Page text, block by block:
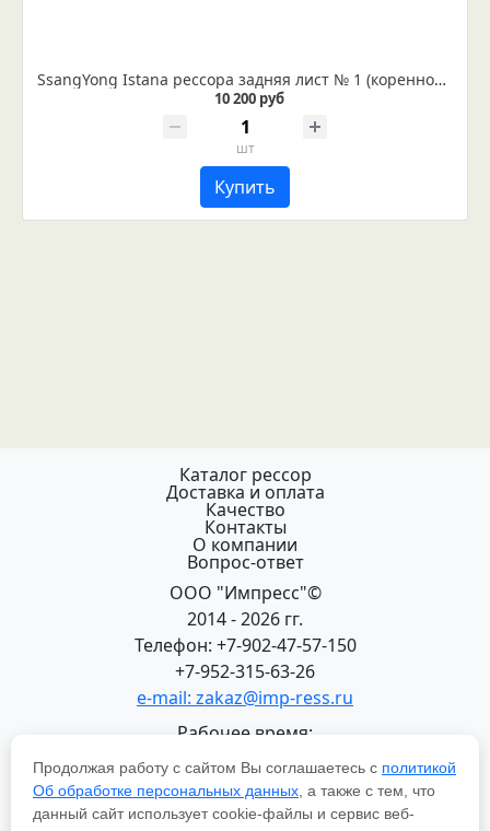
SsangYong Istana рессора задняя лист № 1 (коренной) IR 18-01-01
10 200 руб
шт
Купить
Каталог рессор
Доставка и оплата
Качество
Контакты
О компании
Вопрос-ответ
ООО "Импресс"©
2014 - 2026 гг.
Телефон: +7-902-47-57-150
+7-952-315-63-26
e-mail: zakaz@imp-ress.ru
Рабочее время:
пн-пт 08:00-18:00 (МСК+2)
618200, Пермский край
г.Чусовой, ул. Халтурина, 22
Продолжая работу с сайтом Вы соглашаетесь с политикой
Об обработке персональных данных , а также с тем, что
данный сайт использует cookie-файлы и сервис веб-